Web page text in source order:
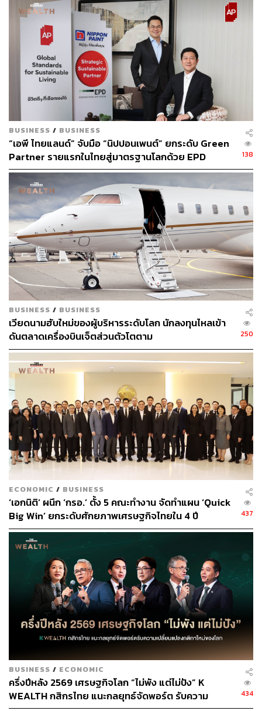
BUSINESS / BUSINESS
“เอพี ไทยแลนด์” จับมือ “นิปปอนเพนต์” ยกระดับ Green
Partner รายแรกในไทยสู่มาตรฐานโลกด้วย EPD
International พร้อมชูแนวคิด Global Standards for
Global Sustainable Living ส่งมอบบ้านคุณภาพ ลด
ผลกระทบต่อสิ่งแวดล้อม พร้อมปั้นนักออกแบบที่ใส่ใจโลก
138
BUSINESS / BUSINESS
เวียดนามฮับใหม่ของผู้บริหารระดับโลก นักลงทุนไหลเข้า
ดันตลาดเครื่องบินเจ็ตส่วนตัวโตตาม
250
ECONOMIC / BUSINESS
‘เอกนิติ’ ผนึก ‘กรอ.’ ตั้ง 5 คณะทำงาน จัดทำแผน ‘Quick
Big Win’ ยกระดับศักยภาพเศรษฐกิจไทยใน 4 ปี
437
BUSINESS / ECONOMIC
ครึ่งปีหลัง 2569 เศรษฐกิจโลก “ไม่พัง แต่ไม่ปัง” K
WEALTH กสิกรไทย แนะกลยุทธ์จัดพอร์ต รับความ
434